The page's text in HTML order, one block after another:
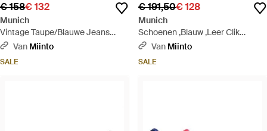
€ 158€ 132
Munich
Vintage Taupe/Blauwe Jeans
Schoenen - Wit
Van Miinto
SALE
€ 191,50€ 128
Munich
Schoenen ,Blauw ,Leer Clik
Sneaker - Blauw
Van Miinto
SALE